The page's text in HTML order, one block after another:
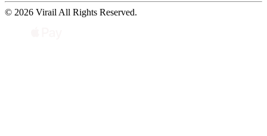
© 2026 Virail All Rights Reserved.